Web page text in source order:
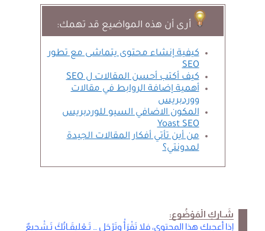
أرى أن هذه المواضيع قد تهمك:
كيفية إنشاء محتوى يتماشى مع تطور
SEO
كيف أكتب أحسن المقالات ل SEO
أهمية إضافة الروابط في مقالات
ووردبريس
المكون الاضافي السيو للوردبريس
Yoast SEO
من أين تأتي أفكار المقالات الجيدة
لمدونتي؟
شَـاركِ الْمَوْضُوع:
إذا أعجبك هذا المحتوى، فلا تَقْرَأْ وتَرْحَل … تَـعْلِيقَـاتُكَ تَـشْجِيعٌ